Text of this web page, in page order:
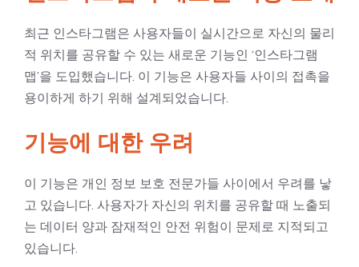
최근 인스타그램은 사용자들이 실시간으로 자신의 물리
적 위치를 공유할 수 있는 새로운 기능인 ‘인스타그램
맵’을 도입했습니다. 이 기능은 사용자들 사이의 접촉을
용이하게 하기 위해 설계되었습니다.
기능에 대한 우려
이 기능은 개인 정보 보호 전문가들 사이에서 우려를 낳
고 있습니다. 사용자가 자신의 위치를 공유할 때 노출되
는 데이터 양과 잠재적인 안전 위험이 문제로 지적되고
있습니다.